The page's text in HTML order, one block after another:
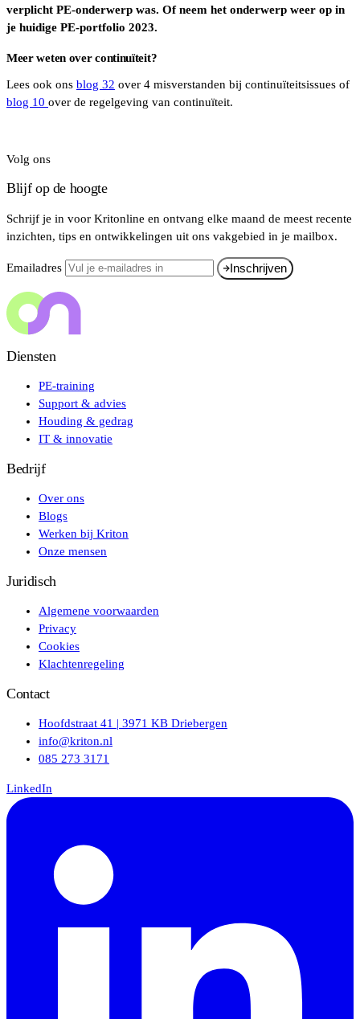
verplicht PE-onderwerp was. Of neem het onderwerp weer op in
je huidige PE-portfolio 2023.
Meer weten over continuïteit?
Lees ook ons blog 32 over 4 misverstanden bij continuïteitsissues of
blog 10 over de regelgeving van continuïteit.
Volg ons
Blijf op de hoogte
Schrijf je in voor Kritonline en ontvang elke maand de meest recente
inzichten, tips en ontwikkelingen uit ons vakgebied in je mailbox.
Emailadres Inschrijven
Diensten
PE-training
Support & advies
Houding & gedrag
IT & innovatie
Bedrijf
Over ons
Blogs
Werken bij Kriton
Onze mensen
Juridisch
Algemene voorwaarden
Privacy
Cookies
Klachtenregeling
Contact
Hoofdstraat 41 | 3971 KB Driebergen
info@kriton.nl
085 273 3171
LinkedIn